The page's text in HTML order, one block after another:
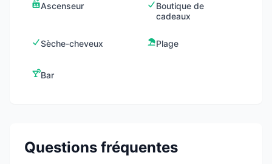
Ascenseur
Boutique de
cadeaux
Sèche-cheveux Plage
Bar
Questions fréquentes